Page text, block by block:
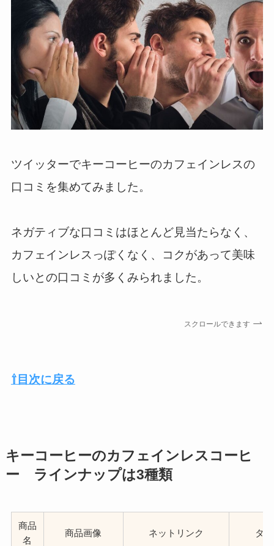
ツイッターでキーコーヒーのカフェインレスの
口コミを集めてみました。
ネガティブな口コミはほとんど見当たらなく、
カフェインレスっぽくなく、コクがあって美味
しいとの口コミが多くみられました。
スクロールできます
⇧目次に戻る
キーコーヒーのカフェインレスコーヒ
ー ラインナップは3種類
商品
名
商品画像 ネットリンク タ